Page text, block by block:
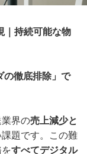
｜持続可能な物
の徹底排除」で
界の売上減少と
題です。この難
すべてデジタル